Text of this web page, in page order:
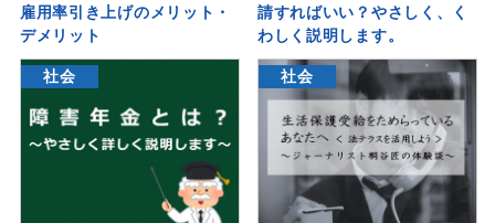
雇用率引き上げのメリット・
デメリット
請すればいい？やさしく、く
わしく説明します。
社会 社会